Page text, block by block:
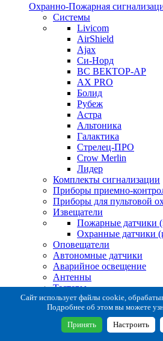
Охранно-Пожарная
Системы
Livicom
AirShield
Ajax
Си-Норд
ВС ВЕКТОР-АР
AX PRO
Болид
Рубеж
Астра
Альтоника
Галактика
Стрелец-ПРО
Crow Merlin
Лидер
Комплекты сигнализации
Приборы приемно-
Приборы для пультовой
Извещатели
Пожарные датчики
Охранные датчики
Оповещатели
Автономные датчики
Аварийное освещение
Антенны
Тестеры
Система сбора извещений
Расходные и монтажные
Коробки
Кронштейны для
Сайт использует файлы cookie,
Подробнее об этом вы можете
Принять Настроить